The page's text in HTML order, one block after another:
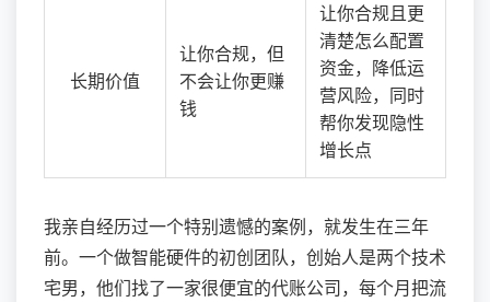
长期价值
让你合规，但
不会让你更赚
钱
让你合规且更
清楚怎么配置
资金，降低运
营风险，同时
帮你发现隐性
增长点
我亲自经历过一个特别遗憾的案例，就发生在三年
前。一个做智能硬件的初创团队，创始人是两个技术
宅男，他们找了一家很便宜的代账公司，每个月把流